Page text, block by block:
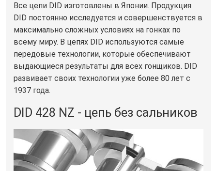
Все цепи DID изготовлены в Японии. Продукция
DID постоянно исследуется и совершенствуется в
максимально сложных условиях на гонках по
всему миру. В цепях DID используются самые
передовые технологии, которые обеспечивают
выдающиеся результаты для всех гонщиков. DID
развивает своих технологии уже более 80 лет с
1937 года.
DID 428 NZ - цепь без сальников